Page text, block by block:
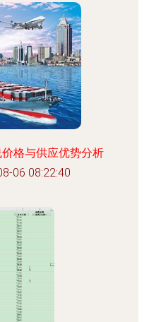
格与供应优势分析
06 08:22:40